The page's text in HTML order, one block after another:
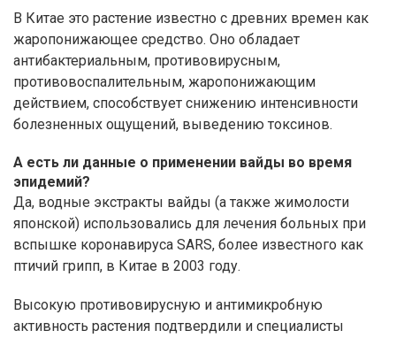
В Китае это растение известно с древних времен как
жаропонижающее средство. Оно обладает
антибактериальным, противовирусным,
противовоспалительным, жаропонижающим
действием, способствует снижению интенсивности
болезненных ощущений, выведению токсинов.
А есть ли данные о применении вайды во время
эпидемий?
Да, водные экстракты вайды (а также жимолости
японской) использовались для лечения больных при
вспышке коронавируса SARS, более известного как
птичий грипп, в Китае в 2003 году.
Высокую противовирусную и антимикробную
активность растения подтвердили и специалисты